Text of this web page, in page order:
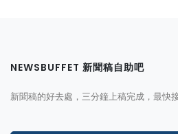
NEWSBUFFET 新聞稿自助吧
新聞稿的好去處，三分鐘上稿完成，最快